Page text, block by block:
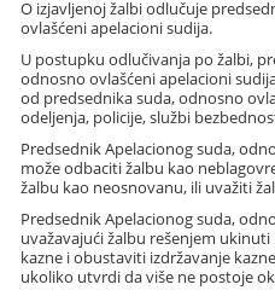
O izjavljenoj žalbi odlučuje
ovlašćeni apelacioni sudija.
U postupku odlučivanja po žalbi,
odnosno ovlašćeni apelacioni
od predsednika suda, odnosno
odeljenja, policije, službi
Predsednik Apelacionog suda,
može odbaciti žalbu kao
žalbu kao neosnovanu, ili uvažiti
Predsednik Apelacionog suda,
uvažavajući žalbu rešenjem
kazne i obustaviti izdržavanje
ukoliko utvrdi da više ne postoje